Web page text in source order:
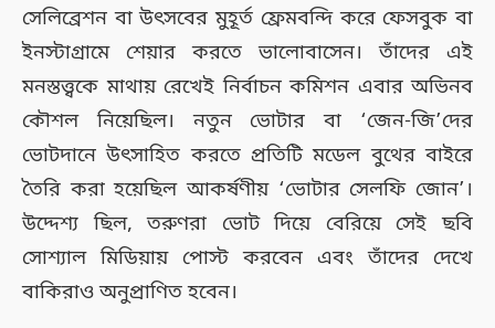
সেলিব্রেশন বা উৎসবের মুহূর্ত ফ্রেমবন্দি করে ফেসবুক বা
ইনস্টাগ্রামে শেয়ার করতে ভালোবাসেন। তাঁদের এই
মনস্তত্ত্বকে মাথায় রেখেই নির্বাচন কমিশন এবার অভিনব
কৌশল নিয়েছিল। নতুন ভোটার বা ‘জেন-জি’দের
ভোটদানে উৎসাহিত করতে প্রতিটি মডেল বুথের বাইরে
তৈরি করা হয়েছিল আকর্ষণীয় ‘ভোটার সেলফি জোন’।
উদ্দেশ্য ছিল, তরুণরা ভোট দিয়ে বেরিয়ে সেই ছবি
সোশ্যাল মিডিয়ায় পোস্ট করবেন এবং তাঁদের দেখে
বাকিরাও অনুপ্রাণিত হবেন।